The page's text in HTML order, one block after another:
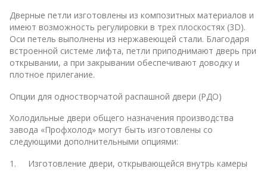
Дверные петли изготовлены из композитных материалов и
имеют возможность регулировки в трех плоскостях (3D).
Оси петель выполнены из нержавеющей стали. Благодаря
встроенной системе лифта, петли приподнимают дверь при
открывании, а при закрывании обеспечивают доводку и
плотное прилегание.
Опции для одностворчатой распашной двери (РДО)
Холодильные двери общего назначения производства
завода «Профхолод» могут быть изготовлены со
следующими дополнительными опциями:
1. Изготовление двери, открывающейся внутрь камеры